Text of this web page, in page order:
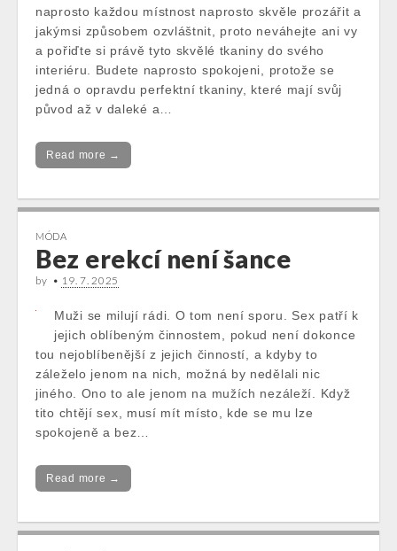
naprosto každou místnost naprosto skvěle prozářit a
jakýmsi způsobem ozvláštnit, proto neváhejte ani vy
a pořiďte si právě tyto skvělé tkaniny do svého
interiéru. Budete naprosto spokojeni, protože se
jedná o opravdu perfektní tkaniny, které mají svůj
původ až v daleké a…
Read more →
MÓDA
Bez erekcí není šance
by • 19. 7. 2025
Muži se milují rádi. O tom není sporu. Sex patří k
jejich oblíbeným činnostem, pokud není dokonce
tou nejoblíbenější z jejich činností, a kdyby to
záleželo jenom na nich, možná by nedělali nic
jiného. Ono to ale jenom na mužích nezáleží. Když
tito chtějí sex, musí mít místo, kde se mu lze
spokojeně a bez…
Read more →